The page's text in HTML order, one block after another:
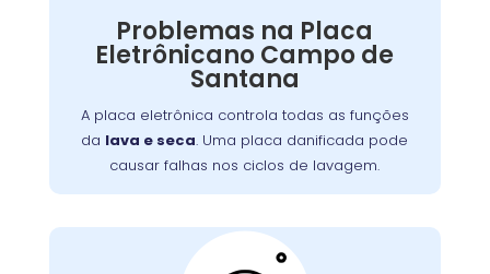
Problemas na Placa
Eletrônicano Campo de
Santana
A placa eletrônica controla todas as funções
da lava e seca. Uma placa danificada pode
causar falhas nos ciclos de lavagem.
causar falhas nos ciclos de lavagem, secagem,
ou na interface de controle.
Problemas
ou picos de energia são causas
o controle adequado das funções da máquina.